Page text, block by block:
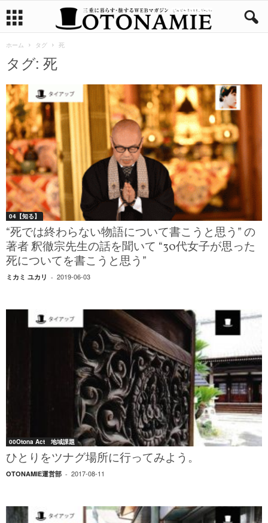
ホーム タグ 死
タグ: 死
04【知る】
“死では終わらない物語について書こうと思う” の
著者 釈徹宗先生の話を聞いて “30代女子が思った
死についてを書こうと思う”
ミカミ ユカリ - 2019-06-03
00Otona Act 地域課題
ひとりをツナグ場所に行ってみよう。
OTONAMIE運営部 - 2017-08-11